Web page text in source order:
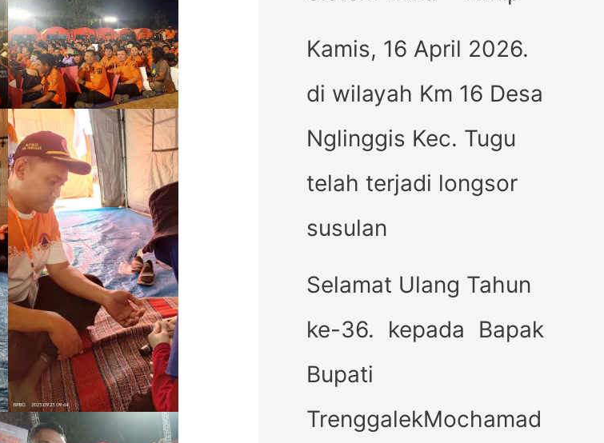
Kamis, 16 April 2026.
di wilayah Km 16 Desa
Nglinggis Kec. Tugu
telah terjadi longsor
susulan
Selamat Ulang Tahun
ke-36. kepada Bapak
Bupati
TrenggalekMochamad